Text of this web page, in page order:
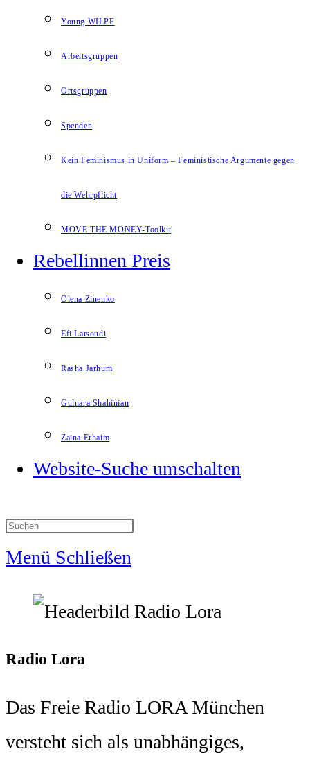
Young WILPF
Arbeitsgruppen
Ortsgruppen
Spenden
Kein Feminismus in Uniform – Feministische Argumente gegen
die Wehrpflicht
MOVE THE MONEY-Toolkit
Rebellinnen Preis
Olena Zinenko
Efi Latsoudi
Rasha Jarhum
Gulnara Shahinian
Zaina Erhaim
Website-Suche umschalten
Menü Schließen
Radio Lora
Das Freie Radio LORA München
versteht sich als unabhängiges,